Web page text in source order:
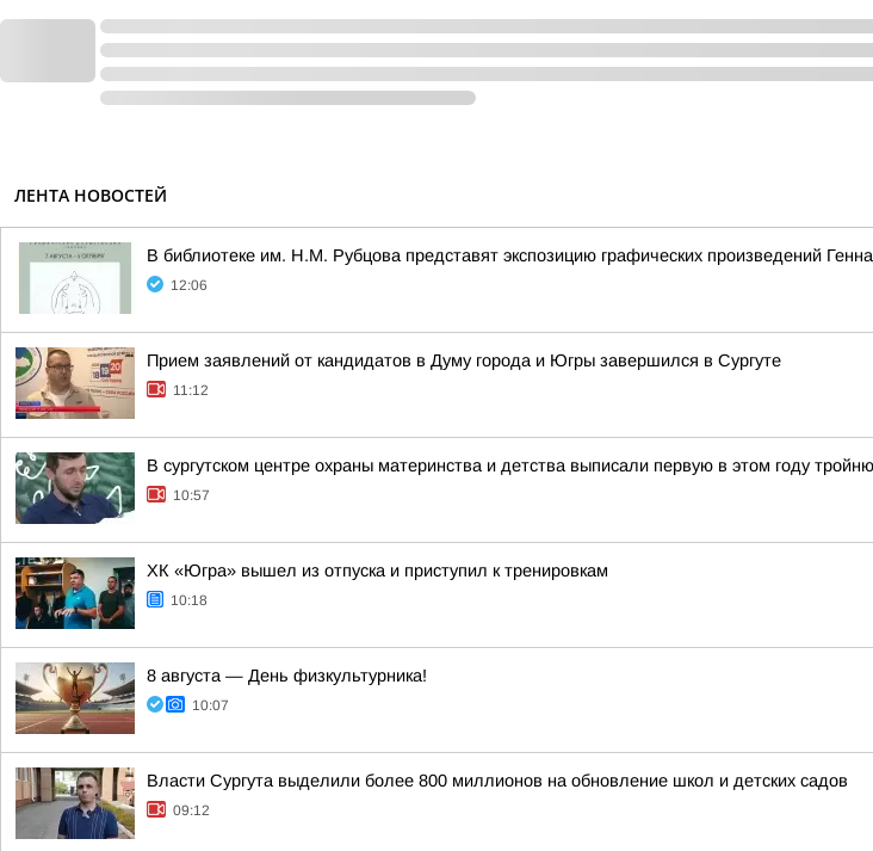
ЛЕНТА НОВОСТЕЙ
В библиотеке им. Н.М. Рубцова представят экспозицию графических произведений
12:06
Прием заявлений от кандидатов в Думу города и Югры завершился в Сургуте
11:12
В сургутском центре охраны материнства и детства выписали первую в этом году тройню
10:57
ХК «Югра» вышел из отпуска и приступил к тренировкам
10:18
8 августа — День физкультурника!
10:07
Власти Сургута выделили более 800 миллионов на обновление школ и детских садов
09:12